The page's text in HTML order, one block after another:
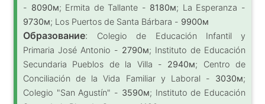
- 8090м; Ermita de Tallante - 8180м; La Esperanza -
9730м; Los Puertos de Santa Bárbara - 9900м
Образование:
Colegio de Educación Infantil y
Primaria José Antonio - 2790м; Instituto de Educación
Secundaria Pueblos de la Villa - 2940м; Centro de
Conciliación de la Vida Familiar y Laboral - 3030м;
Colegio "San Agustín" - 3590м; Instituto de Educación